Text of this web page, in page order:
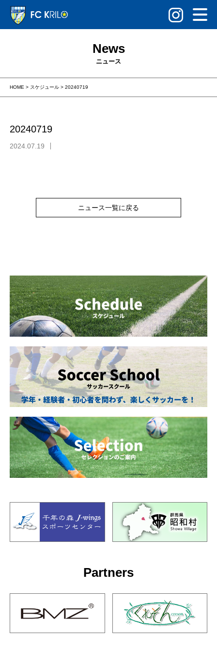
News
ニュース
HOME > スケジュール > 20240719
20240719
2024.07.19
ニュース一覧に戻る
Partners